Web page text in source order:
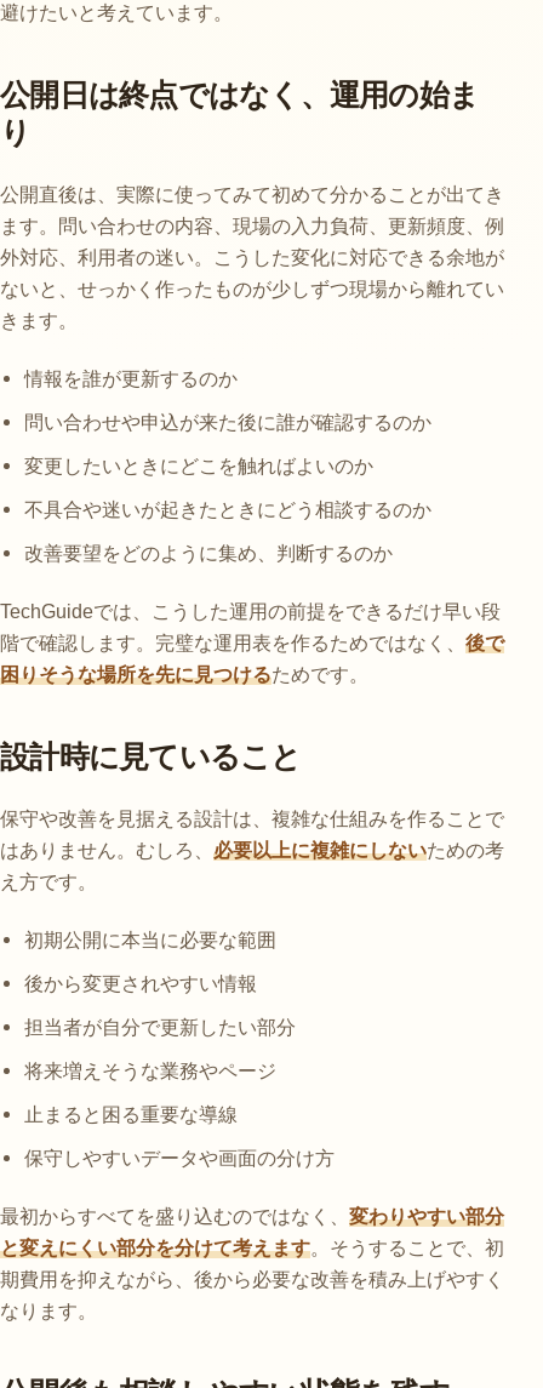
避けたいと考えています。
公開日は終点ではなく、運用の始ま
り
公開直後は、実際に使ってみて初めて分かることが出てき
ます。問い合わせの内容、現場の入力負荷、更新頻度、例
外対応、利用者の迷い。こうした変化に対応できる余地が
ないと、せっかく作ったものが少しずつ現場から離れてい
きます。
情報を誰が更新するのか
問い合わせや申込が来た後に誰が確認するのか
変更したいときにどこを触ればよいのか
不具合や迷いが起きたときにどう相談するのか
改善要望をどのように集め、判断するのか
TechGuideでは、こうした運用の前提をできるだけ早い段
階で確認します。完璧な運用表を作るためではなく、 後で
困りそうな場所を先に見つけるためです。
設計時に見ていること
保守や改善を見据える設計は、複雑な仕組みを作ることで
はありません。むしろ、 必要以上に複雑にしないための考
え方です。
初期公開に本当に必要な範囲
後から変更されやすい情報
担当者が自分で更新したい部分
将来増えそうな業務やページ
止まると困る重要な導線
保守しやすいデータや画面の分け方
最初からすべてを盛り込むのではなく、 変わりやすい部分
と変えにくい部分を分けて考えます。そうすることで、初
期費用を抑えながら、後から必要な改善を積み上げやすく
なります。